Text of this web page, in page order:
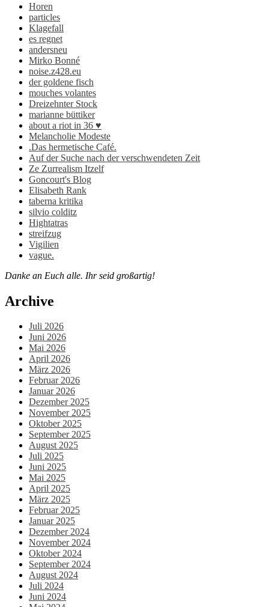
Horen
particles
Klagefall
es regnet
andersneu
Mirko Bonné
noise.z428.eu
der goldene fisch
mouches volantes
Dreizehnter Stock
marianne büttiker
about a riot in 36 ♥
Melancholie Modeste
.Das hermetische Café.
Auf der Suche nach der verschwendeten Zeit
Ze Zurrealism Itzelf
Goncourt's Blog
Elisabeth Rank
taberna kritika
silvio colditz
Hightatras
streifzug
Vigilien
vague.
Danke an Euch alle. Ihr seid großartig!
Archive
Juli 2026
Juni 2026
Mai 2026
April 2026
März 2026
Februar 2026
Januar 2026
Dezember 2025
November 2025
Oktober 2025
September 2025
August 2025
Juli 2025
Juni 2025
Mai 2025
April 2025
März 2025
Februar 2025
Januar 2025
Dezember 2024
November 2024
Oktober 2024
September 2024
August 2024
Juli 2024
Juni 2024